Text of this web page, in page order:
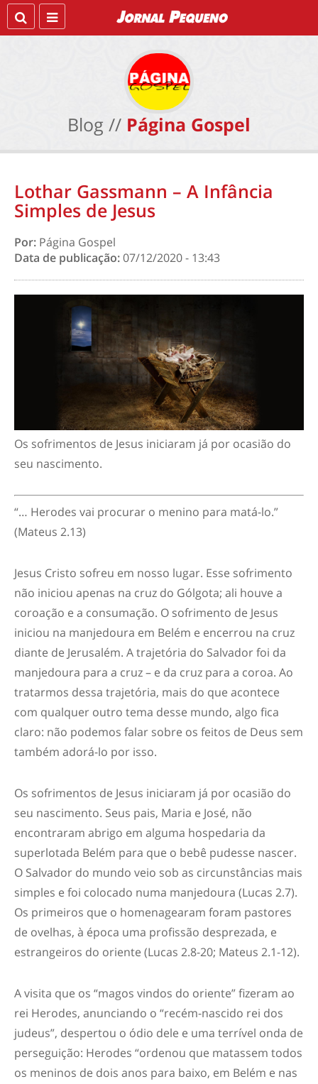
Blog // Página Gospel
Lothar Gassmann – A Infância
Simples de Jesus
Por: Página Gospel
Data de publicação:07/12/2020 - 13:43
Os sofrimentos de Jesus iniciaram já por ocasião do
seu nascimento.
“… Herodes vai procurar o menino para matá-lo.”
(Mateus 2.13)
Jesus Cristo sofreu em nosso lugar. Esse sofrimento
não iniciou apenas na cruz do Gólgota; ali houve a
coroação e a consumação. O sofrimento de Jesus
iniciou na manjedoura em Belém e encerrou na cruz
diante de Jerusalém. A trajetória do Salvador foi da
manjedoura para a cruz – e da cruz para a coroa. Ao
tratarmos dessa trajetória, mais do que acontece
com qualquer outro tema desse mundo, algo fica
claro: não podemos falar sobre os feitos de Deus sem
também adorá-lo por isso.
Os sofrimentos de Jesus iniciaram já por ocasião do
seu nascimento. Seus pais, Maria e José, não
encontraram abrigo em alguma hospedaria da
superlotada Belém para que o bebê pudesse nascer.
O Salvador do mundo veio sob as circunstâncias mais
simples e foi colocado numa manjedoura (Lucas 2.7).
Os primeiros que o homenagearam foram pastores
de ovelhas, à época uma profissão desprezada, e
estrangeiros do oriente (Lucas 2.8-20; Mateus 2.1-12).
A visita que os “magos vindos do oriente” fizeram ao
rei Herodes, anunciando o “recém-nascido rei dos
judeus”, despertou o ódio dele e uma terrível onda de
perseguição: Herodes “ordenou que matassem todos
os meninos de dois anos para baixo, em Belém e nas